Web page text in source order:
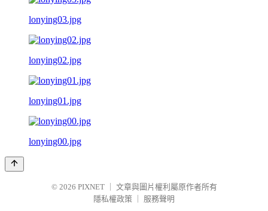
lonying03.jpg
lonying02.jpg
lonying01.jpg
lonying00.jpg
© 2026 PIXNET
文章與圖片權利屬原作者所有
隱私權政策
服務聲明